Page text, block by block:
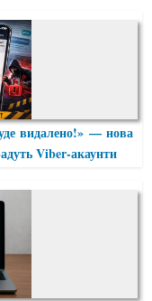
видалено!» — нова
Viber-акаунти